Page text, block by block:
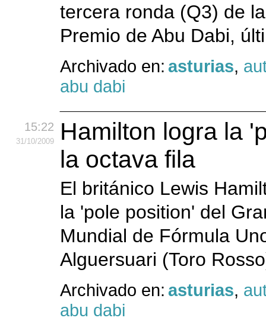
tercera ronda (Q3) de
Premio de Abu Dabi,
Archivado en: asturias,
abu dabi
15:22
31/10/2009
Hamilton logra la
la octava fila
El británico Lewis
la 'pole position' del
Mundial de Fórmula
Alguersuari (Toro
Archivado en: asturias,
abu dabi